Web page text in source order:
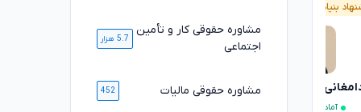
بنیاد وکلا
ثانی
تایید شده
آماده مشاوره فوری
مصطفی مستاجران
مشاوره حقوقی کار و تأمین
اجتماعی
5.7 هزار
مشاوره حقوقی مالیات 452